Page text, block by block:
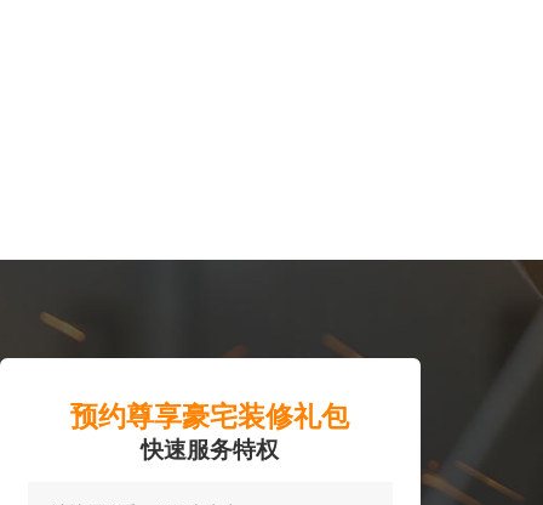
预约尊享豪宅装修礼包
快速服务特权